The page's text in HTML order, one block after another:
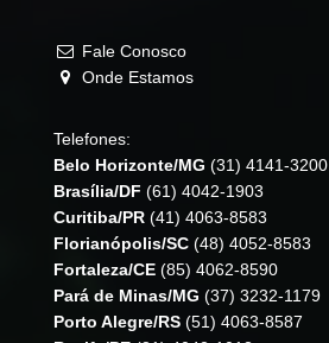
Fale Conosco
Onde Estamos
Telefones:
Belo Horizonte/MG (31) 4141-3200
Brasília/DF (61) 4042-1903
Curitiba/PR (41) 4063-8583
Florianópolis/SC (48) 4052-8583
Fortaleza/CE (85) 4062-8590
Pará de Minas/MG (37) 3232-1179
Porto Alegre/RS (51) 4063-8587